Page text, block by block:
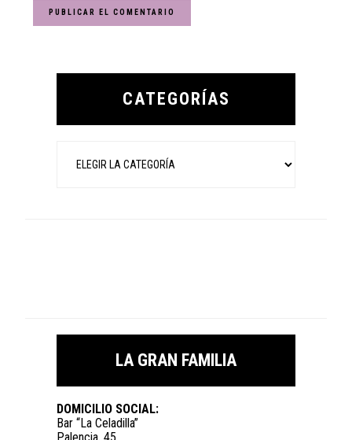
Primary
CATEGORÍAS
LA GRAN FAMILIA
DOMICILIO SOCIAL:
Bar “La Celadilla”